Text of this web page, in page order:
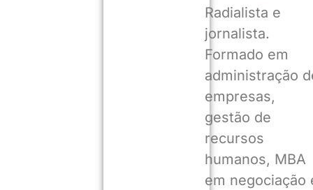
Radialista e
jornalista.
Formado em
administração
empresas,
gestão de
recursos
humanos, MBA
em negociação